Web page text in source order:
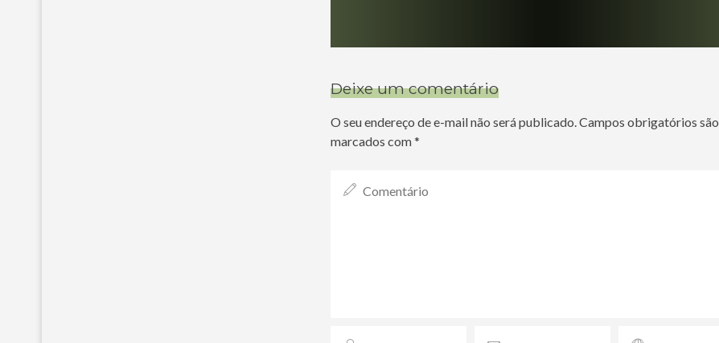
Deixe um comentário
O seu endereço de e-mail não será publicado. Campos obrigatórios são
marcados com*